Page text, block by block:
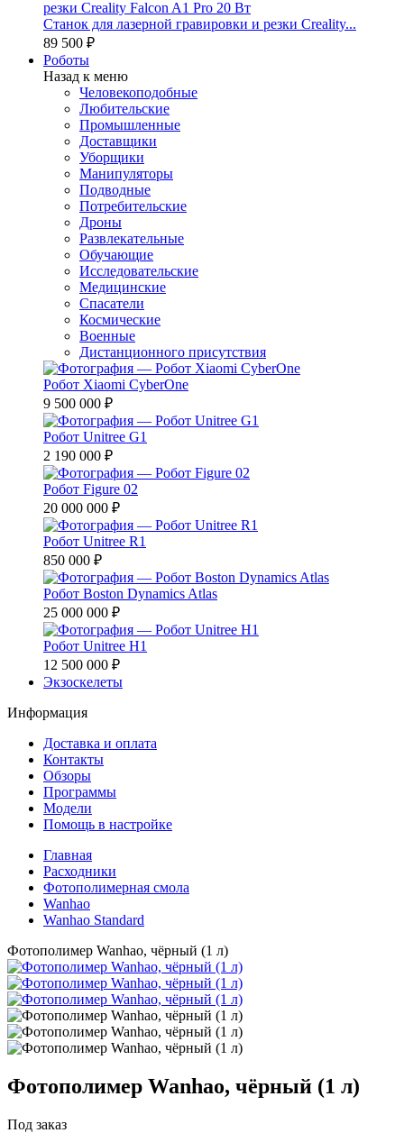
Станок для лазерной гравировки и резки Creality...
89 500 ₽
Роботы
Назад к меню
Человекоподобные
Любительские
Промышленные
Доставщики
Уборщики
Манипуляторы
Подводные
Потребительские
Дроны
Развлекательные
Обучающие
Исследовательские
Медицинские
Спасатели
Космические
Военные
Дистанционного присутствия
Робот Xiaomi CyberOne
9 500 000 ₽
Робот Unitree G1
2 190 000 ₽
Робот Figure 02
20 000 000 ₽
Робот Unitree R1
850 000 ₽
Робот Boston Dynamics Atlas
25 000 000 ₽
Робот Unitree H1
12 500 000 ₽
Экзоскелеты
Информация
Доставка и оплата
Контакты
Обзоры
Программы
Модели
Помощь в настройке
Главная
Расходники
Фотополимерная смола
Wanhao
Wanhao Standard
Фотополимер Wanhao, чёрный (1 л)
Фотополимер Wanhao, чёрный (1 л)
Под заказ